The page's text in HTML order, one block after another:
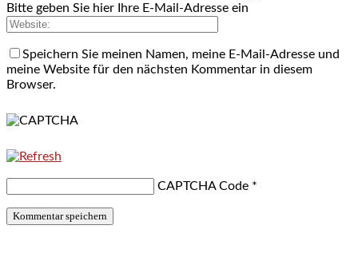
Bitte geben Sie hier Ihre E-Mail-Adresse ein
Speichern Sie meinen Namen, meine E-Mail-Adresse und
meine Website für den nächsten Kommentar in diesem
Browser.
CAPTCHA Code *